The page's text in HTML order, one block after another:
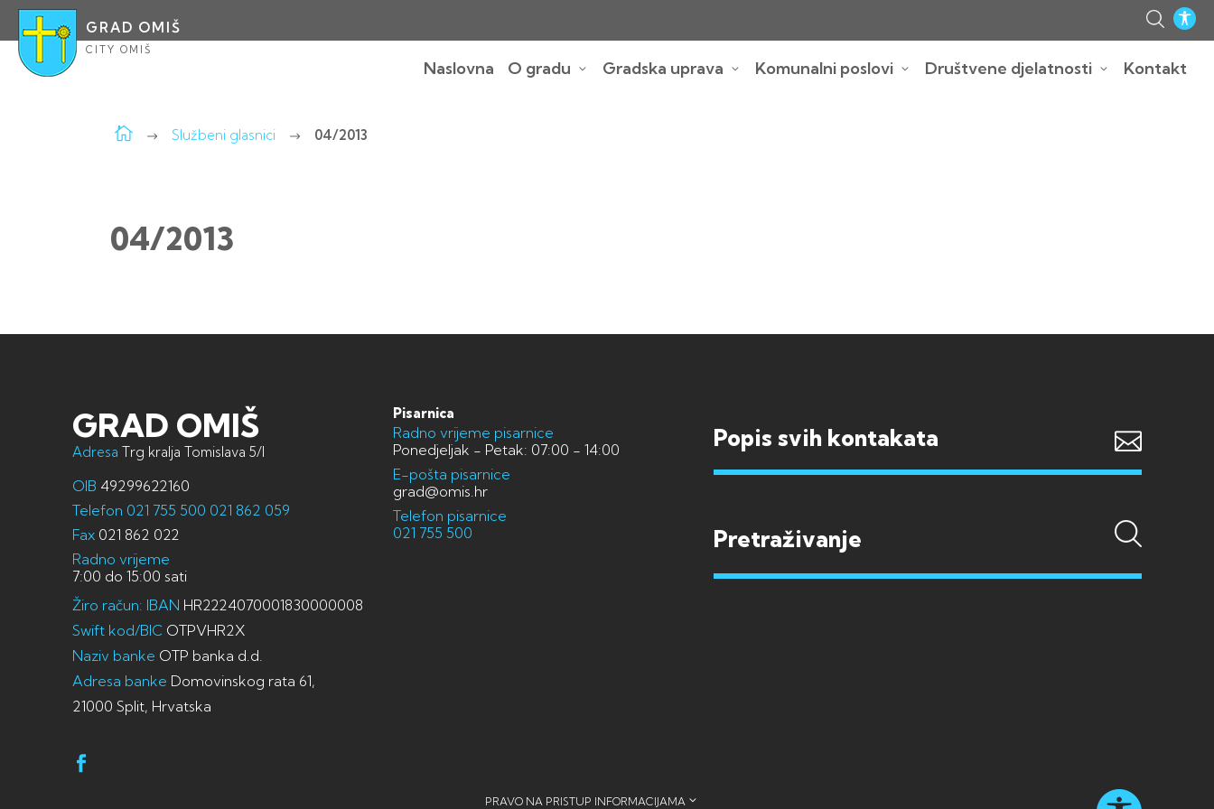
GRAD OMIŠ
CITY OMIŠ
Naslovna O gradu Gradska uprava Komunalni poslovi Društvene djelatnosti Kontakt
Službeni glasnici 04/2013
04/2013
GRAD OMIŠ
Adresa Trg kralja Tomislava 5/I
OIB 49299622160
Telefon 021 755 500 021 862 059
Fax 021 862 022
Radno vrijeme
7:00 do 15:00 sati
Žiro račun: IBAN HR2224070001830000008
Swift kod/BIC OTPVHR2X
Naziv banke OTP banka d.d.
Adresa banke Domovinskog rata 61,
21000 Split, Hrvatska
Pisarnica
Radno vrijeme pisarnice
Ponedjeljak - Petak: 07:00 - 14:00
E-pošta pisarnice
grad@omis.hr
Telefon pisarnice
021 755 500
Popis svih kontakata
PRAVO NA PRISTUP INFORMACIJAMA